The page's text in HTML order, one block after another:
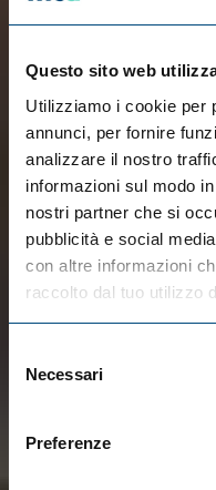
Questo sito web
Utilizziamo i cookie per
annunci, per fornire
analizzare il nostro
informazioni sul modo
nostri partner che si
pubblicità e social
con altre informazioni
raccolto dal tuo utilizzo
delNecessari
Preferenze